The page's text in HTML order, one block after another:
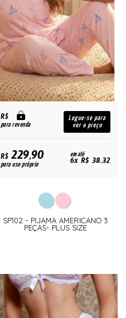
R$
para revenda
Logue-se para
ver o preço
R$229,90
para uso próprio
em até
6x R$ 38,32
SP102 - PIJAMA AMERICANO 3
PEÇAS- PLUS SIZE